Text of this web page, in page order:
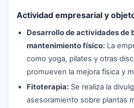
Actividad empresarial y
Desarrollo de actividades de
mantenimiento físico: La
como yoga, pilates y otras
promueven la mejora física y
Fitoterapia: Se realiza la
asesoramiento sobre plantas